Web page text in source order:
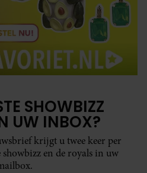
SHOWBIZZ
UW INBOX?
krijgt u twee keer per
showbizz en de royals in uw